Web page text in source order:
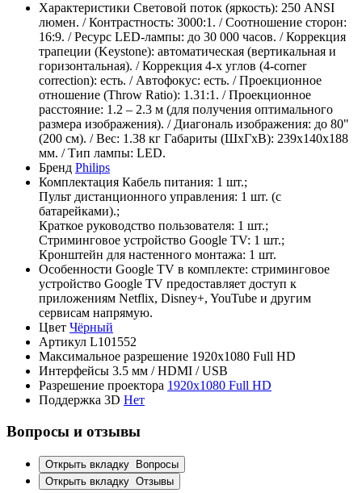
Характеристики Световой поток (яркость): 250 ANSI
люмен. / Контрастность: 3000:1. / Соотношение сторон:
16:9. / Ресурс LED-лампы: до 30 000 часов. / Коррекция
трапеции (Keystone): автоматическая (вертикальная и
горизонтальная). / Коррекция 4-х углов (4-corner
correction): есть. / Автофокус: есть. / Проекционное
отношение (Throw Ratio): 1.31:1. / Проекционное
расстояние: 1.2 – 2.3 м (для получения оптимального
размера изображения). / Диагональ изображения: до 80"
(200 см). / Вес: 1.38 кг Габариты (ШхГхВ): 239х140х188
мм. / Тип лампы: LED.
Бренд Philips
Комплектация Кабель питания: 1 шт.;
Пульт дистанционного управления: 1 шт. (с
батарейками).;
Краткое руководство пользователя: 1 шт.;
Стриминговое устройство Google TV: 1 шт.;
Кронштейн для настенного монтажа: 1 шт.
Особенности Google TV в комплекте: стриминговое
устройство Google TV предоставляет доступ к
приложениям Netflix, Disney+, YouTube и другим
сервисам напрямую.
Цвет Чёрный
Артикул L101552
Максимальное разрешение 1920x1080 Full HD
Интерфейсы 3.5 мм / HDMI / USB
Разрешение проектора 1920x1080 Full HD
Поддержка 3D Нет
Вопросы и отзывы
Открыть вкладку
Вопросы
Открыть вкладку Отзывы